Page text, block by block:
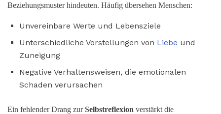
Beziehungsmuster hindeuten. Häufig übersehen Menschen:
Unvereinbare Werte und Lebensziele
Unterschiedliche Vorstellungen von Liebe und
Zuneigung
Negative Verhaltensweisen, die emotionalen
Schaden verursachen
Ein fehlender Drang zurSelbstreflexion verstärkt die